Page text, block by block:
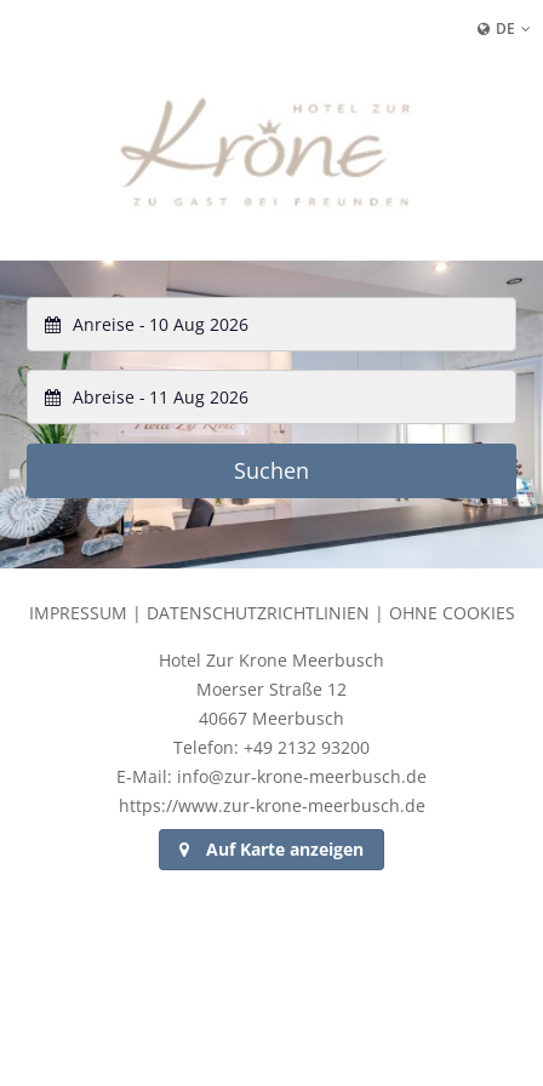
DE
Anreise -
Abreise -
IMPRESSUM | DATENSCHUTZRICHTLINIEN | OHNE COOKIES
Hotel Zur Krone Meerbusch
Moerser Straße 12
40667 Meerbusch
Telefon: +49 2132 93200
E-Mail: info@zur-krone-meerbusch.de
https://www.zur-krone-meerbusch.de
Auf Karte anzeigen